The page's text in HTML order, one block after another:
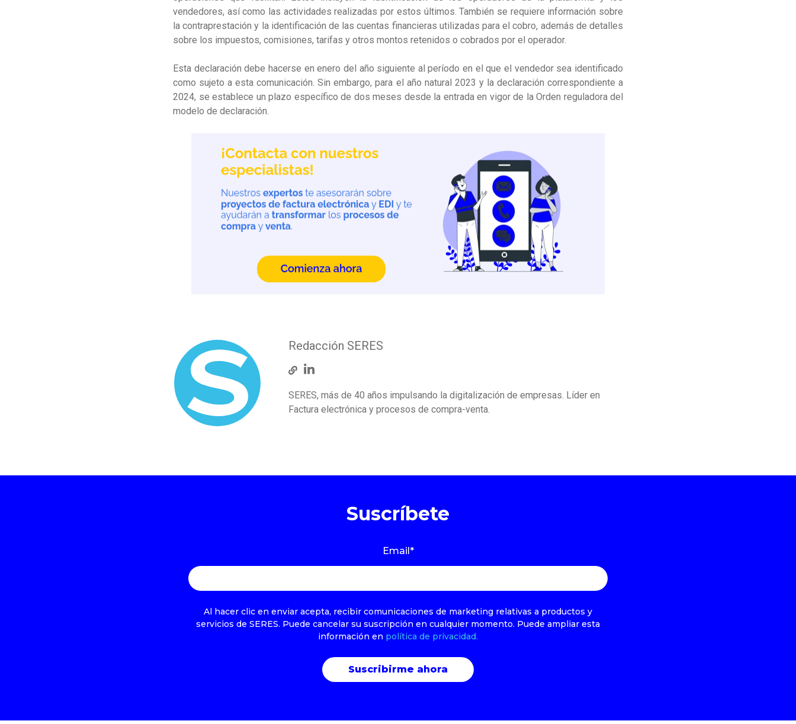
vendedores, así como las actividades realizadas por estos últimos. También se requiere información sobre
la contraprestación y la identificación de las cuentas financieras utilizadas para el cobro, además de detalles
sobre los impuestos, comisiones, tarifas y otros montos retenidos o cobrados por el operador.
Esta declaración debe hacerse en enero del año siguiente al período en el que el vendedor sea identificado
como sujeto a esta comunicación. Sin embargo, para el año natural 2023 y la declaración correspondiente a
2024, se establece un plazo específico de dos meses desde la entrada en vigor de la Orden reguladora del
modelo de declaración.
Redacción SERES
SERES, más de 40 años impulsando la digitalización de empresas. Líder en
Factura electrónica y procesos de compra-venta.
Suscríbete
Email*
Al hacer clic en enviar acepta, recibir comunicaciones de marketing relativas a productos y
servicios de SERES. Puede cancelar su suscripción en cualquier momento. Puede ampliar esta
información en política de privacidad.